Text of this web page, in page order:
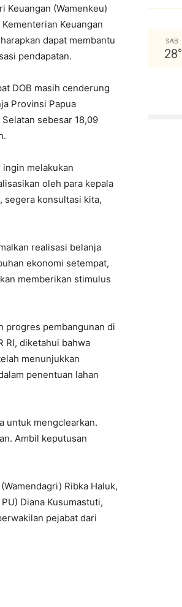
Keuangan (Wamenkeu)
Keuangan
dapat membantu
pendapatan.
DOB masih cenderung
Provinsi Papua
sebesar 18,09
ingin melakukan
oleh para kepala
segera konsultasi kita,
realisasi belanja
ekonomi setempat,
memberikan stimulus
progres pembangunan di
RI, diketahui bahwa
menunjukkan
penentuan lahan
untuk mengclearkan.
Ambil keputusan
Ribka Haluk,
Diana Kusumastuti,
pejabat dari
SAB
28°